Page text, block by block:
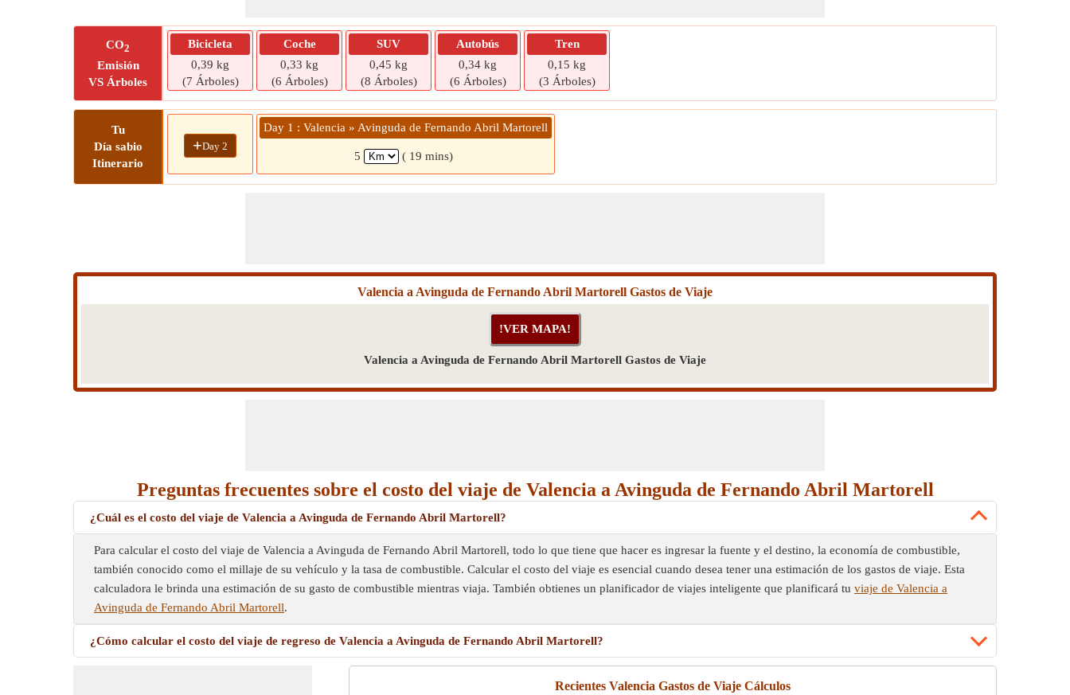
CO2
Emisión
VS Árboles
Bicicleta
0,39 kg
(7 Árboles)
Coche
0,33 kg
(6 Árboles)
SUV
0,45 kg
(8 Árboles)
Autobús
0,34 kg
(6 Árboles)
Tren
0,15 kg
(3 Árboles)
Tu
Día sabio
Itinerario
+Day 2
Day 1 : Valencia » Avinguda de Fernando Abril Martorell
5 ( 19 mins)
Valencia a Avinguda de Fernando Abril Martorell Gastos de Viaje
Valencia a Avinguda de Fernando Abril Martorell Gastos de Viaje
Preguntas frecuentes sobre el costo del viaje de Valencia a Avinguda de Fernando Abril Martorell
¿Cuál es el costo del viaje de Valencia a Avinguda de Fernando Abril Martorell?
Para calcular el costo del viaje de Valencia a Avinguda de Fernando Abril Martorell, todo lo que tiene que hacer es ingresar la fuente y el destino, la economía de combustible,
también conocido como el millaje de su vehículo y la tasa de combustible. Calcular el costo del viaje es esencial cuando desea tener una estimación de los gastos de viaje. Esta
calculadora le brinda una estimación de su gasto de combustible mientras viaja. También obtienes un planificador de viajes inteligente que planificará tu viaje de Valencia a
Avinguda de Fernando Abril Martorell.
¿Cómo calcular el costo del viaje de regreso de Valencia a Avinguda de Fernando Abril Martorell?
Recientes Valencia Gastos de Viaje Cálculos